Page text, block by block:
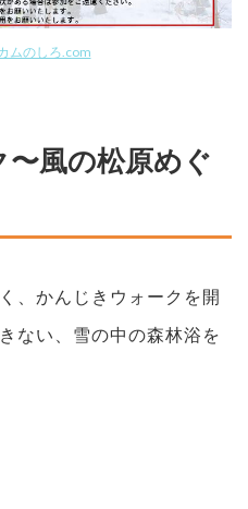
ムのしろ.com
風の松原めぐ
、かんじきウォークを開
ない、雪の中の森林浴を